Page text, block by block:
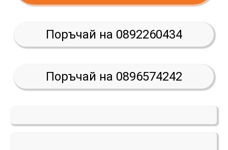
Поръчай на 0892260434
Поръчай на 0896574242